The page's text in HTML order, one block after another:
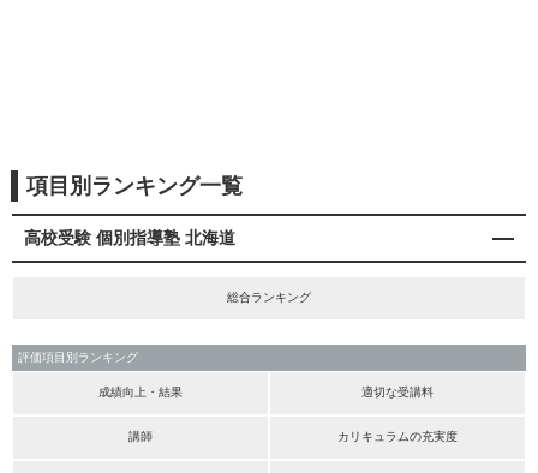
項目別ランキング一覧
高校受験 個別指導塾 北海道
総合ランキング
評価項目別ランキング
成績向上・結果 適切な受講料
講師 カリキュラムの充実度